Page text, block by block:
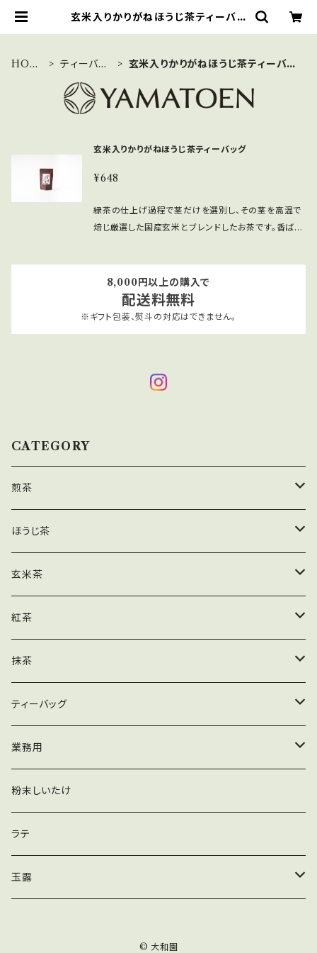
玄米入りかりがねほうじ茶ティーバッ
HOM
ティーバッ
玄米入りかりがねほうじ茶ティーバッ
玄米入りかりがねほうじ茶ティーバッグ
¥648
緑茶の仕上げ過程で茎だけを選別し、その茎を高温で
焙じ厳選した国産玄米とブレンドしたお茶です。香ばし
です。 ご家庭に急須がない方でも、気軽にお楽しみい
ただけます。 〈玄米入りかりがねほうじ茶ティーバッグ
の淹れ方〉 1．湯呑又はティーカップにティーバッグを入
一滴まで抽出し、取り出します。 商品概要 原材料名：緑
8,000円以上の購入で
配送料無料
※ギフト包装、熨斗の対応はできません。
CATEGORY
煎茶
茶葉
ティーバッグ
業務用
粉末
ほうじ茶
茶葉
ティーバッグ
業務用
粉末
玄米茶
茶葉
ティーバッグ
業務用
粉末
紅茶
茶葉
ティーバッグ
抹茶
木箱
加工用
ティーバッグ
緑茶ティーバッグ
玄米茶ティーバッグ
かりがねほうじ茶ティーバッグ
黒豆入りかりがねほうじ茶ティーバッグ
業務用
抹茶
ほうじ茶
煎茶
粉末しいたけ
ラテ
玉露
© 大和園